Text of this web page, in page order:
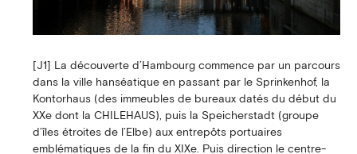
[J1] La découverte d’Hambourg commence par un parcours
dans la ville hanséatique en passant par le Sprinkenhof, la
Kontorhaus (des immeubles de bureaux datés du début du
XXe dont la CHILEHAUS), puis la Speicherstadt (groupe
d’îles étroites de l’Elbe) aux entrepôts portuaires
emblématiques de la fin du XIXe. Puis direction le centre-